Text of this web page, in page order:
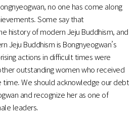
no one has come along
Some say that
history of modern Jeju Buddhism, and
Jeju Buddhism is Bongnyeogwan’s
actions in difficult times were
outstanding women who received
We should acknowledge our debt
and recognize her as one of
leaders.